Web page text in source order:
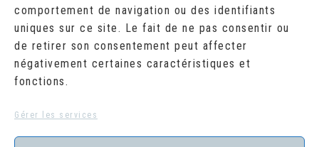
comportement de navigation ou des identifiants
uniques sur ce site. Le fait de ne pas consentir ou
de retirer son consentement peut affecter
négativement certaines caractéristiques et
fonctions.
Gérer les services
17
18 19 20 21 22 23
24
25 26 27 28 29 30
« Juil
RECHERCHER
Search